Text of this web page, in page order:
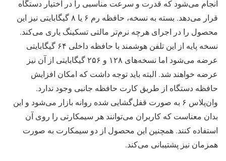
انجام می‌شود که قدرت و سرعت مناسبی را در اختیار دستگاه
قرار می‌دهد. بسته به نسخه، حافظه رم ۶ یا ۸ گیگابایتی نیز این
محصول را در اجرای هرچه نرم‌تر مالتی تسکینگ یاری می‌کند.
نسخه پایه از این تلفن هوشمند با حافظه داخلی ۶۴ گیگابایتی
عرضه می‌شود اما نسخه‌های ۱۲۸ و ۲۵۶ گیگابایتی از آن نیز
عرضه خواهند شد. البته باید توجه داشت که امکان افزایش
حافظه دستگاه از طریق کارت حافظه جانبی وجود ندارد.
وان‌پلاس ۶ به صورت قفل‌گشایی شده روانه بازار می‌شود و این
بدان معناست که کاربران می‌‌توانند هر سیمکارتی را روی آن
استفاده کنند. همچنین این محصول از دو سیمکارت به صورت
همزمان نیز پشتیبانی می‌‌کند.